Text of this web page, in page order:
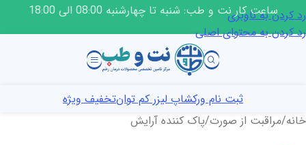
رد کردن به ناوبری
رد کردن به محتوای اصلی
ساعت کار نت و طب: شنبه تا چهارشنبه 08:00 الی 18:00
ثبت نام ورکشاپ لیزر کم توانتخفیف ویژه
خانه/مراقبت از صورت/پاک کننده آرایش